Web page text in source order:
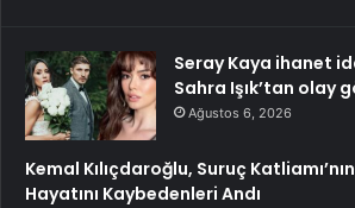
Seray Kaya ihanet
Sahra Işık’tan olay
Ağustos 6, 2026
Kemal Kılıçdaroğlu, Suruç Katliamı’nın
Hayatını Kaybedenleri Andı